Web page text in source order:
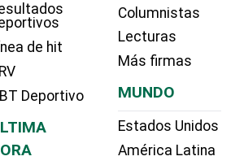
de hit
Deportivo
Columnistas
Lecturas
Más firmas
MUNDO
Estados Unidos
América Latina